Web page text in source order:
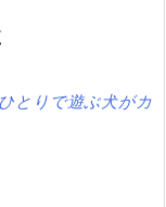
とりで遊ぶ犬がカ